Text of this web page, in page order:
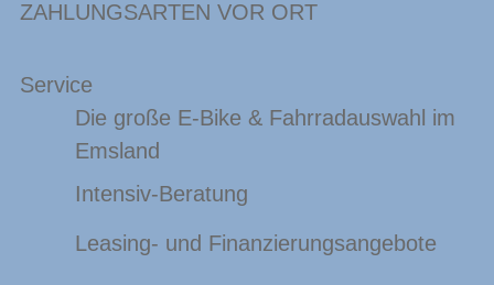
ZAHLUNGSARTEN VOR ORT
Service
Die große E-Bike & Fahrradauswahl im
Emsland
Intensiv-Beratung
Leasing- und Finanzierungsangebote